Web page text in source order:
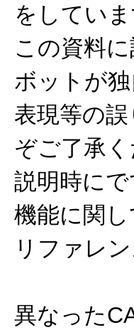
をしていま
この資料
ボットが
表現等の
ぞご了承
説明時に
機能に関
リファレ
異なった